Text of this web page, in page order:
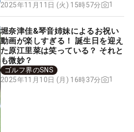
2025年11月11日 (火) 15時57分
1
堀奈津佳&琴音姉妹によるお祝い
動画が楽しすぎる！ 誕生日を迎え
た原江里菜は笑っている？ それと
も微妙？
ゴルフ界のSNS
2025年11月10日 (月) 16時37分
1